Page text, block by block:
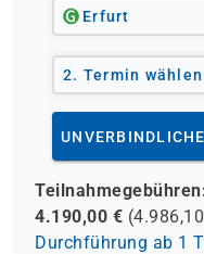
Erfurt
2. Termin wählen
4.190,00 € (4.986,10
Durchführung ab 1